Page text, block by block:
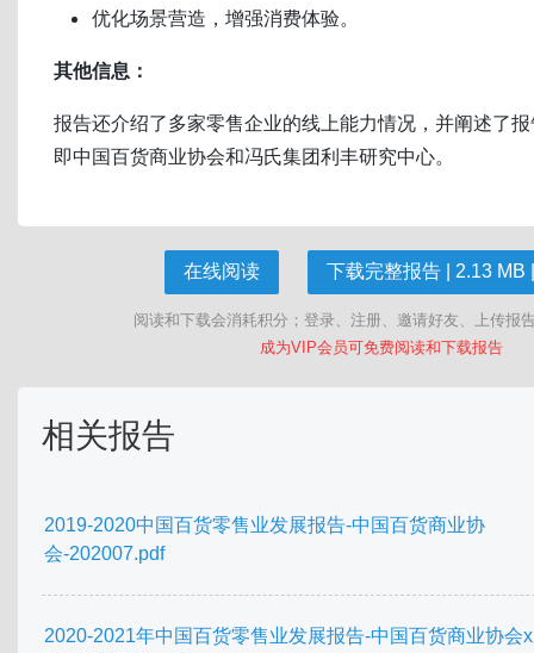
优化场景营造，增强消费体验。
其他信息：
报告还介绍了多家零售企业的线上能力情况，并阐述了
即中国百货商业协会和冯氏集团利丰研究中心。
在线阅读 下载完整报告 | 2.13 MB
阅读和下载会消耗积分；登录、注册、邀请好友、上传报
成为VIP会员可免费阅读和下载报告
相关报告
2019-2020中国百货零售业发展报告-中国百货商业协
会-202007.pdf
2020-2021年中国百货零售业发展报告-中国百货商业协会